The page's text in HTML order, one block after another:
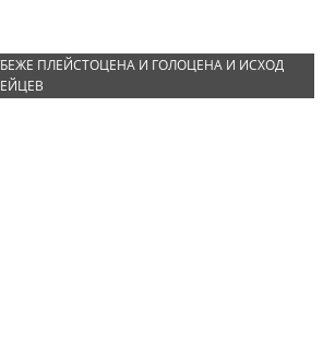
ПЛЕЙСТОЦЕНА И ГОЛОЦЕНА И ИСХОД